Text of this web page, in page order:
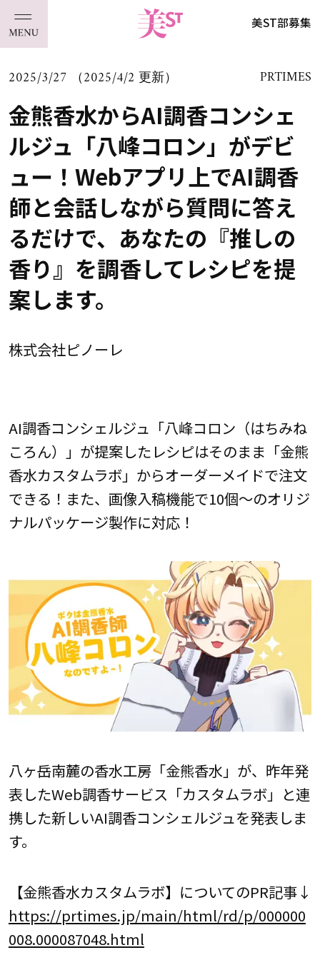
美ST部募集
2025/3/27 （2025/4/2 更新） PRTIMES
金熊香水からAI調香コンシェ
ルジュ「八峰コロン」がデビ
ュー！Webアプリ上でAI調香
師と会話しながら質問に答え
るだけで、あなたの『推しの
香り』を調香してレシピを提
案します。
株式会社ピノーレ
AI調香コンシェルジュ「八峰コロン（はちみね
ころん）」が提案したレシピはそのまま「金熊
香水カスタムラボ」からオーダーメイドで注文
できる！また、画像入稿機能で10個～のオリジ
ナルパッケージ製作に対応！
八ヶ岳南麓の香水工房「金熊香水」が、昨年発
表したWeb調香サービス「カスタムラボ」と連
携した新しいAI調香コンシェルジュを発表しま
す。
【金熊香水カスタムラボ】についてのPR記事↓
https://prtimes.jp/main/html/rd/p/000000
008.000087048.html